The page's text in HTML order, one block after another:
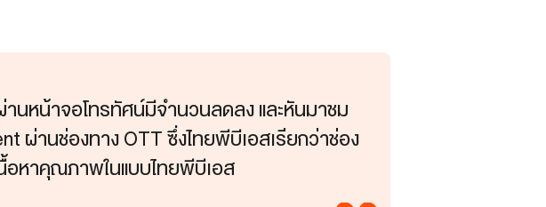
นหน้าจอโทรทัศน์มีจำนวนลดลง และหันมาชม
ผ่านช่องทาง OTT ซึ่งไทยพีบีเอสเรียกว่าช่อง
อหาคุณภาพในแบบไทยพีบีเอส